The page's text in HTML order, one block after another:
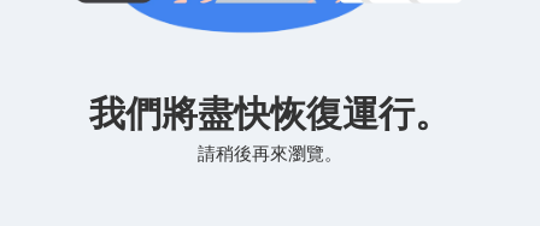
我們將盡快恢復運行。
請稍後再來瀏覽。